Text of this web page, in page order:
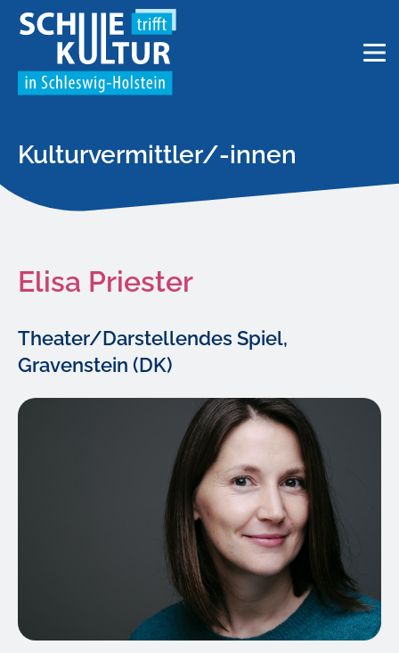
Kulturvermittler/-innen
Elisa Priester
Theater/Darstellendes Spiel,
Gravenstein (DK)